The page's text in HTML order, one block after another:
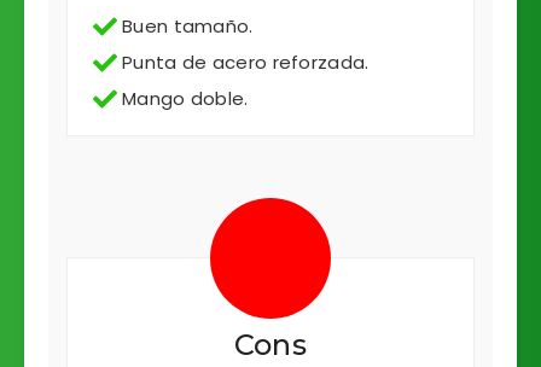
Buen tamaño.
Punta de acero reforzada.
Mango doble.
Cons